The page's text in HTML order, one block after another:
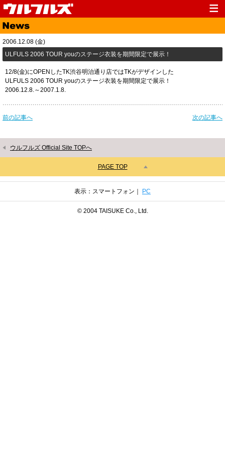
Top
Media Live
Fanclub
Contact Link
2006.12.08 (金)
ULFULS 2006 TOUR youのステージ衣装を期間限定で展示！
12/8(金)にOPENしたTK渋谷明治通り店ではTKがデザインした
ULFULS 2006 TOUR youのステージ衣装を期間限定で展示！
2006.12.8.～2007.1.8.
前の記事へ 次の記事へ
ウルフルズ Official Site TOPへ
PAGE TOP
表示：スマートフォン｜ PC
© 2004 TAISUKE Co., Ltd.